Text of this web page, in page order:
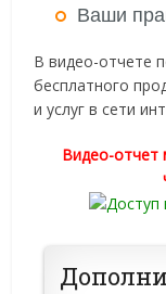
Ваши
В видео-отчете
бесплатного
и услуг в сети
Видео-отчет